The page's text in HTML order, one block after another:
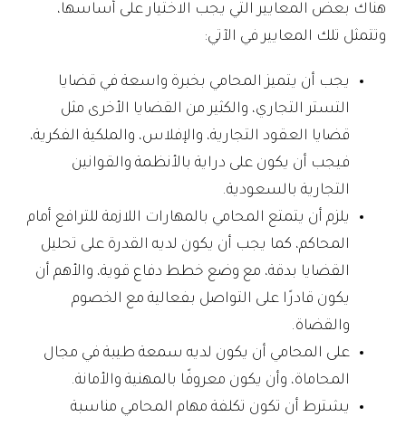
هناك بعض المعايير التي يجب الاختيار على أساسها،
وتتمثل تلك المعايير في الآتي:
يجب أن يتميز المحامي بخبرة واسعة في قضايا
التستر التجاري، والكثير من القضايا الأخرى مثل
قضايا العقود التجارية، والإفلاس، والملكية الفكرية،
فيجب أن يكون على دراية بالأنظمة والقوانين
التجارية بالسعودية.
يلزم أن يتمتع المحامي بالمهارات اللازمة للترافع أمام
المحاكم، كما يجب أن يكون لديه القدرة على تحليل
القضايا بدقة، مع وضع خطط دفاع قوية، والأهم أن
يكون قادرًا على التواصل بفعالية مع الخصوم
والقضاة.
على المحامي أن يكون لديه سمعة طيبة في مجال
المحاماة، وأن يكون معروفًا بالمهنية والأمانة.
يشترط أن تكون تكلفة مهام المحامي مناسبة